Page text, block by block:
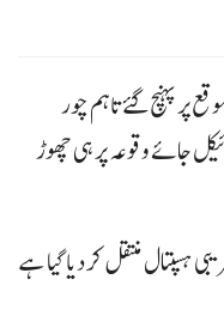
پر پہنچ گئے تاہم چور
جائے وقوعہ پر ہی چھوڑ
ہسپتال منتقل کر دیا گیا ہے